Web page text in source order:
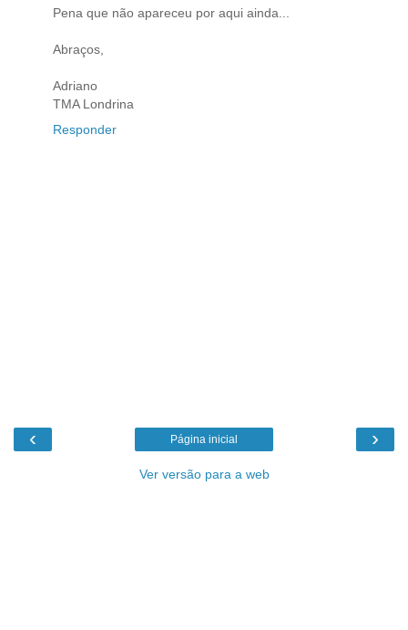
Pena que não apareceu por aqui ainda...
Abraços,
Adriano
TMA Londrina
Responder
‹ ›
Página inicial
Ver versão para a web